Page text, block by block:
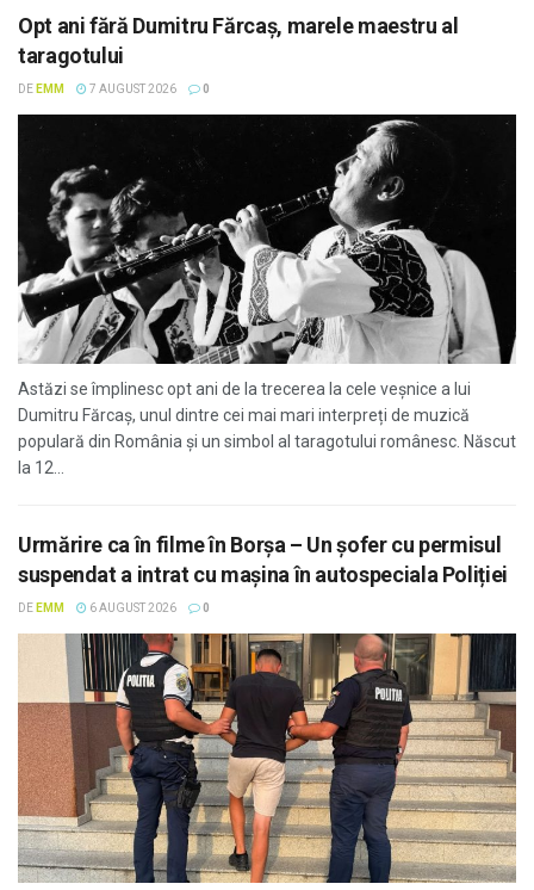
Opt ani fără Dumitru Fărcaș, marele maestru al
taragotului
DE EMM 7 AUGUST 2026 0
Astăzi se împlinesc opt ani de la trecerea la cele veșnice a lui
Dumitru Fărcaș, unul dintre cei mai mari interpreți de muzică
populară din România și un simbol al taragotului românesc. Născut
la 12...
Urmărire ca în filme în Borșa – Un șofer cu permisul
suspendat a intrat cu mașina în autospeciala Poliției
DE EMM 6 AUGUST 2026 0